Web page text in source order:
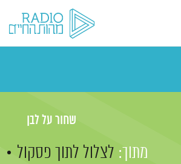
שחור על לבן
מתוך: לצלול לתוך פסקול